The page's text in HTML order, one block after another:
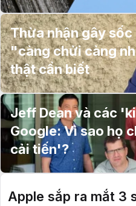
Thừa nhận gây sốc
"càng chửi càng
thật cần biết
Jeff Dean và các
Google: Vì sao họ
cải tiến'?
Apple sắp ra mắt 3